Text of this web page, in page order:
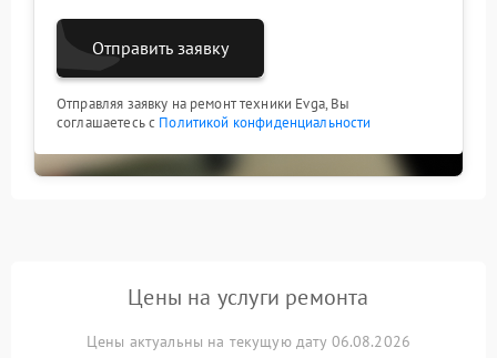
Отправить заявку
Отправляя заявку на ремонт техники Evga, Вы
соглашаетесь с Политикой конфиденциальности
Цены на услуги ремонта
Цены актуальны на текущую дату 06.08.2026